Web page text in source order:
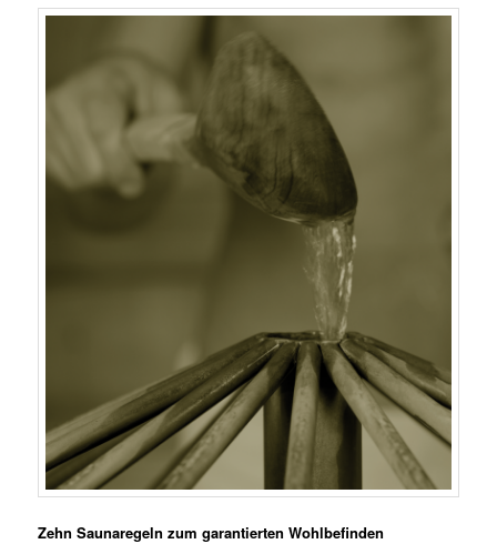
Zehn Saunaregeln zum garantierten Wohlbefinden